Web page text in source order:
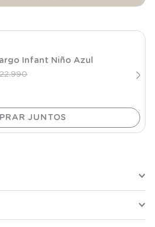
Infant Niño Azul
22.990